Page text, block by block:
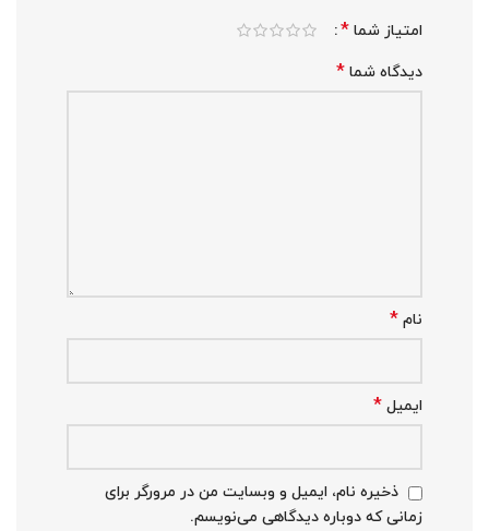
امتیاز شما *
دیدگاه شما *
نام *
ایمیل *
ذخیره نام، ایمیل و وبسایت من در مرورگر برای
زمانی که دوباره دیدگاهی می‌نویسم.